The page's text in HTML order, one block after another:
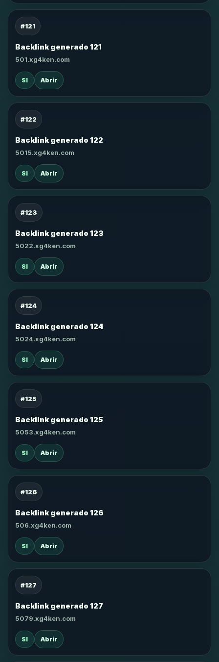
#121
Backlink generado 121
501.xg4ken.com
SI Abrir
#122
Backlink generado 122
5015.xg4ken.com
SI Abrir
#123
Backlink generado 123
5022.xg4ken.com
SI Abrir
#124
Backlink generado 124
5024.xg4ken.com
SI Abrir
#125
Backlink generado 125
5053.xg4ken.com
SI Abrir
#126
Backlink generado 126
506.xg4ken.com
SI Abrir
#127
Backlink generado 127
5079.xg4ken.com
SI Abrir